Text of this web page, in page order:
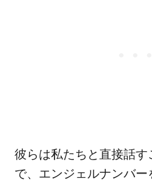
彼らは私たちと直接話す
で、エンジェルナンバ